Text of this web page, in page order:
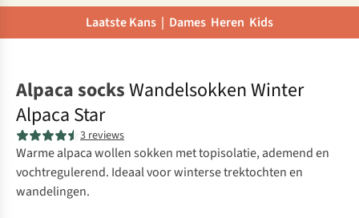
Laatste Kans | Dames Heren Kids
Alpaca socksWandelsokken Winter
Alpaca Star
3 reviews
Warme alpaca wollen sokken met topisolatie, ademend en
vochtregulerend. Ideaal voor winterse trektochten en
wandelingen.